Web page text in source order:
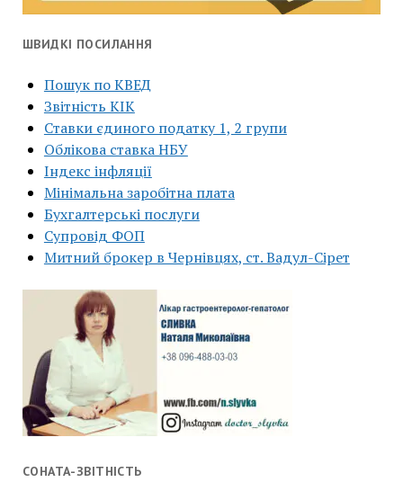
ШВИДКІ ПОСИЛАННЯ
Пошук по КВЕД
Звітність КІК
Ставки єдиного податку 1, 2 групи
Облікова ставка НБУ
Індекс інфляції
Мінімальна заробітна плата
Бухгалтерські послуги
Супровід ФОП
Митний брокер в Чернівцях, ст. Вадул-Сірет
СОНАТА-ЗВІТНІСТЬ